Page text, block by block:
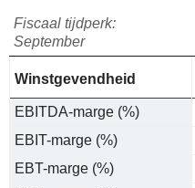
Fiscaal tijdperk:
September
Winstgevendheid
EBITDA-marge (%)
EBIT-marge (%)
EBT-marge (%)